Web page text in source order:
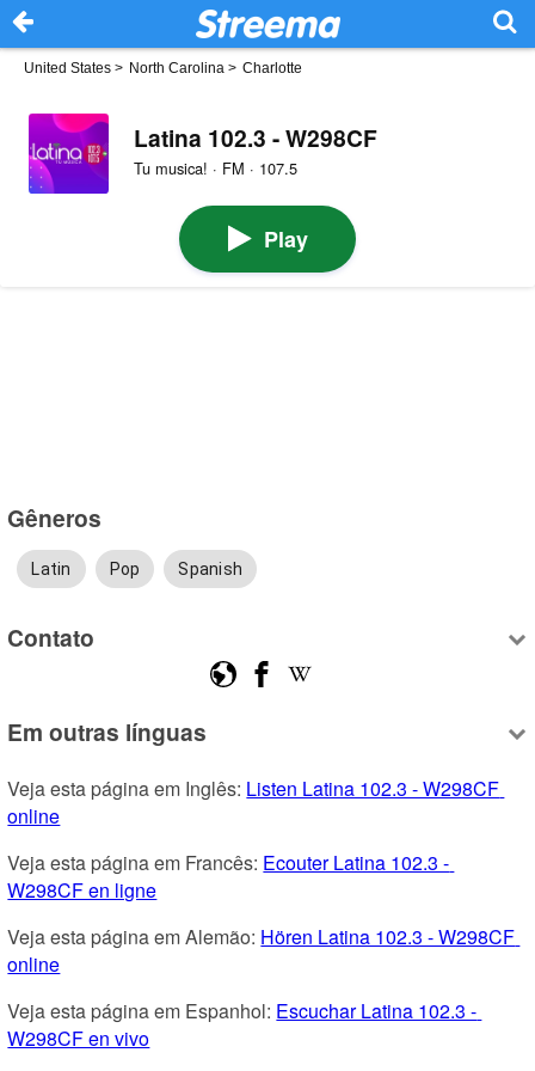
United States > North Carolina > Charlotte
Latina 102.3 - W298CF
Tu musica! · FM · 107.5
Play
Gêneros
Latin Pop Spanish
Contato
Em outras línguas
Veja esta página em Inglês: Listen Latina 102.3 - W298CF
online
Veja esta página em Francês: Ecouter Latina 102.3 -
W298CF en ligne
Veja esta página em Alemão: Hören Latina 102.3 - W298CF
online
Veja esta página em Espanhol: Escuchar Latina 102.3 -
W298CF en vivo